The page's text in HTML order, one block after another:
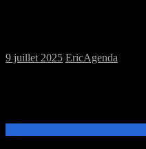
9 juillet 2025 EricAgenda